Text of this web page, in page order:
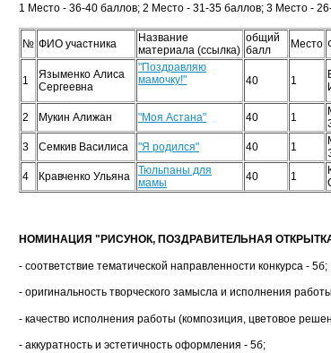
1 Место - 36-40 баллов; 2 Место - 31-35 баллов; 3 Место -
№ ФИО участника
Название
материала (ссылка)
общий
балл
Место
1
Языменко Алиса
Сергеевна
"Поздравляю
мамочку!"
40 1
2 Мукин Алижан "Моя Астана" 40 1
3
Семкив Василиса "Я родился" 40 1
4
Кравченко Ульяна
Тюльпаны для
мамы
40 1
НОМИНАЦИЯ "РИСУНОК, ПОЗДРАВИТЕЛЬНАЯ
- соответствие тематической направленности конкурса - 5б;
- оригинальность творческого замысла и исполнения
- качество исполнения работы (композиция, цветовое
- аккуратность и эстетичность оформления - 5б;